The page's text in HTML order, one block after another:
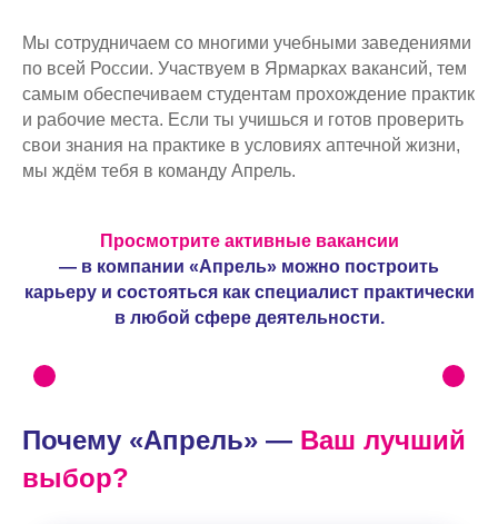
Мы сотрудничаем со многими учебными заведениями
по всей России. Участвуем в Ярмарках вакансий, тем
самым обеспечиваем студентам прохождение практик
и рабочие места. Если ты учишься и готов проверить
свои знания на практике в условиях аптечной жизни,
мы ждём тебя в команду Апрель.
Просмотрите активные вакансии
— в компании «Апрель» можно построить
карьеру и состояться как специалист практически
в любой сфере деятельности.
Почему «Апрель» — Ваш лучший
выбор?